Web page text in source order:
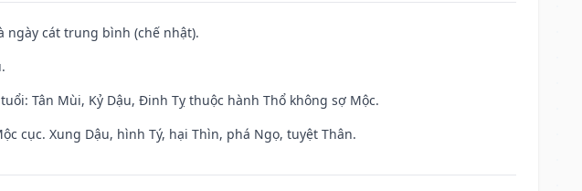
ngày cát trung bình (chế nhật).
Tân Mùi, Kỷ Dậu, Đinh Tỵ thuộc hành Thổ không sợ Mộc.
cục. Xung Dậu, hình Tý, hại Thìn, phá Ngọ, tuyệt Thân.